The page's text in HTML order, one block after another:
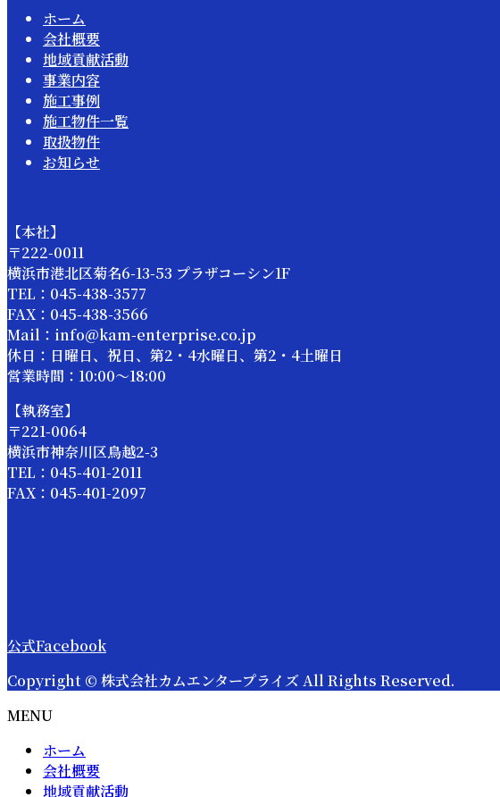
ホーム
会社概要
地域貢献活動
事業内容
施工事例
施工物件一覧
取扱物件
お知らせ
【本社】
〒222-0011
横浜市港北区菊名6-13-53 プラザコーシン1F
TEL：045-438-3577
FAX：045-438-3566
Mail：info@kam-enterprise.co.jp
休日：日曜日、祝日、第2・4水曜日、第2・4土曜日
営業時間：10:00～18:00
【執務室】
〒221-0064
横浜市神奈川区鳥越2-3
TEL：045-401-2011
FAX：045-401-2097
公式Facebook
Copyright © 株式会社カムエンタープライズ All Rights Reserved.
MENU
ホーム
会社概要
地域貢献活動